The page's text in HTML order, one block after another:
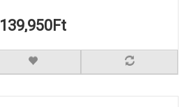
139,950Ft